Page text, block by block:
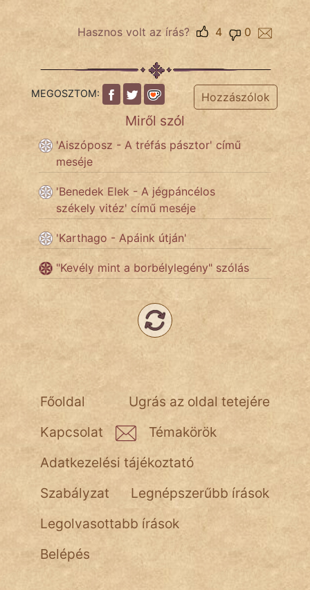
Hasznos volt az írás? 0
4
MEGOSZTOM: Hozzászólok
Miről szól
'Aiszóposz - A tréfás pásztor' című
meséje
'Benedek Elek - A jégpáncélos
székely vitéz' című meséje
'Karthago - Apáink útján'
"Kevély mint a borbélylegény" szólás
Ugrás az oldal tetejére
Főoldal
Kapcsolat
Témakörök
Adatkezelési tájékoztató
Szabályzat
Legnépszerűbb írások
Legolvasottabb írások
Belépés